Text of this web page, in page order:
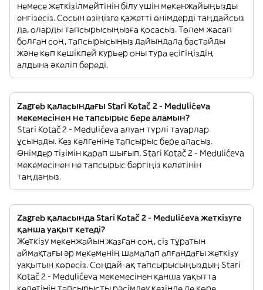
немесе жеткізілмейтінін білу үшін мекенжайыңызды
енгізесіз. Сосын өзіңізге қажетті өнімдерді таңдайсыз
да, оларды тапсырысыңызға қосасыз. Төлем жасап
болған соң, тапсырысыңыз дайындала бастайды
және көп кешікпей курьер оны тура есігіңіздің
алдына әкеліп береді.
Zagreb қаласындағы Stari Kotač 2 - Medulićeva
мекемесінен не тапсырыс бере аламын?
Stari Kotač 2 - Medulićeva алуан түрлі тауарлар
ұсынады. Кез келгеніне тапсырыс бере аласыз.
Өнімдер тізімін қарап шығып, Stari Kotač 2 - Medulićeva
мекемесінен не тапсырыс бергіңіз келетінін
таңдаңыз.
Zagreb қаласында Stari Kotač 2 - Medulićeva жеткізуге
қанша уақыт кетеді?
Жеткізу мекенжайын жазған соң, сіз тұратын
аймақтағы әр мекеменің шамалап алғандағы жеткізу
уақытын көресіз. Сондай-ақ тапсырысыңыздың Stari
Kotač 2 - Medulićeva мекемесінен қанша уақытта